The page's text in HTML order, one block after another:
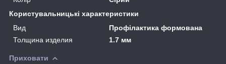
Користувальницькі характеристики
Вид
Профілактика формована
Толщина изделия
1.7 мм
Приховати